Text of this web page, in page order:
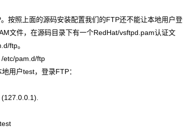
按照上面的源码安装配置我们的FTP还不能让本地用户登
文件，在源码目录下有一个RedHat/vsftpd.pam认证文
ftp。
etc/pam.d/ftp
用户test，登录FTP：